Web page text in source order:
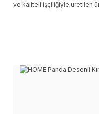
ve kaliteli işçiliğiyle üretilen